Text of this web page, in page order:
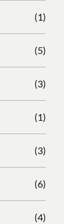
(1)
(5)
(3)
(1)
(3)
(6)
(4)